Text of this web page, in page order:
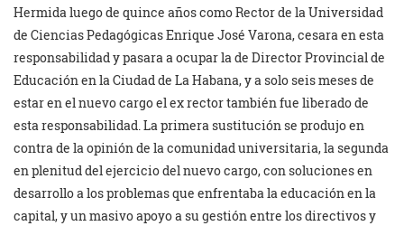
Hermida luego de quince años como Rector de la Universidad
de Ciencias Pedagógicas Enrique José Varona, cesara en esta
responsabilidad y pasara a ocupar la de Director Provincial de
Educación en la Ciudad de La Habana, y a solo seis meses de
estar en el nuevo cargo el ex rector también fue liberado de
esta responsabilidad. La primera sustitución se produjo en
contra de la opinión de la comunidad universitaria, la segunda
en plenitud del ejercicio del nuevo cargo, con soluciones en
desarrollo a los problemas que enfrentaba la educación en la
capital, y un masivo apoyo a su gestión entre los directivos y